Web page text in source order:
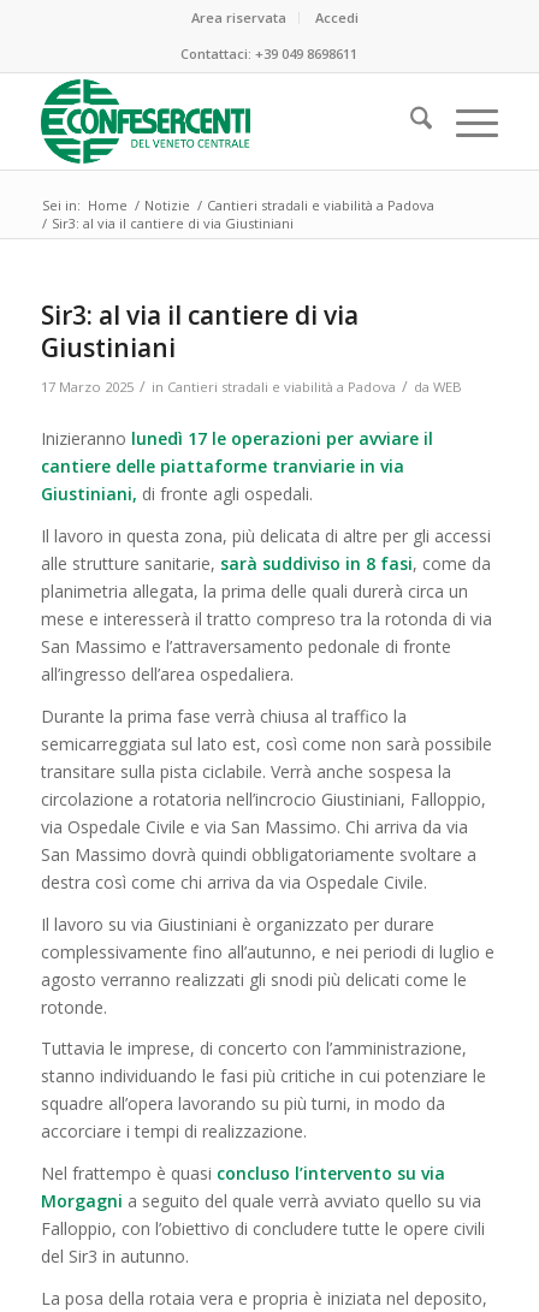
Area riservata
Accedi
Contattaci:+39 049 8698611
Sei in: Home / Notizie / Cantieri stradali e viabilità a Padova
/ Sir3: al via il cantiere di via Giustiniani
Sir3: al via il cantiere di via
Giustiniani
17 Marzo 2025 / in Cantieri stradali e viabilità a Padova / da WEB
Inizieranno lunedì 17 le operazioni per avviare il
cantiere delle piattaforme tranviarie in via
Giustiniani, di fronte agli ospedali.
Il lavoro in questa zona, più delicata di altre per gli accessi
alle strutture sanitarie, sarà suddiviso in 8 fasi, come da
planimetria allegata, la prima delle quali durerà circa un
mese e interesserà il tratto compreso tra la rotonda di via
San Massimo e l’attraversamento pedonale di fronte
all’ingresso dell’area ospedaliera.
Durante la prima fase verrà chiusa al traffico la
semicarreggiata sul lato est, così come non sarà possibile
transitare sulla pista ciclabile. Verrà anche sospesa la
circolazione a rotatoria nell’incrocio Giustiniani, Falloppio,
via Ospedale Civile e via San Massimo. Chi arriva da via
San Massimo dovrà quindi obbligatoriamente svoltare a
destra così come chi arriva da via Ospedale Civile.
Il lavoro su via Giustiniani è organizzato per durare
complessivamente fino all’autunno, e nei periodi di luglio e
agosto verranno realizzati gli snodi più delicati come le
rotonde.
Tuttavia le imprese, di concerto con l’amministrazione,
stanno individuando le fasi più critiche in cui potenziare le
squadre all’opera lavorando su più turni, in modo da
accorciare i tempi di realizzazione.
Nel frattempo è quasi concluso l’intervento su via
Morgagni a seguito del quale verrà avviato quello su via
Falloppio, con l’obiettivo di concludere tutte le opere civili
del Sir3 in autunno.
La posa della rotaia vera e propria è iniziata nel deposito,